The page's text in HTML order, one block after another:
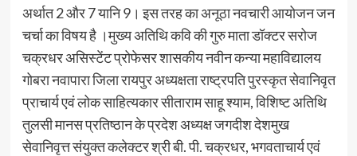
अर्थात 2 और 7 यानि 9। इस तरह का अनूठा नवचारी आयोजन जन
चर्चा का विषय है ।मुख्य अतिथि कवि की गुरु माता डॉक्टर सरोज
चक्रधर असिस्टेंट प्रोफेसर शासकीय नवीन कन्या महाविद्यालय
गोबरा नवापारा जिला रायपुर अध्यक्षता राष्ट्रपति पुरस्कृत सेवानिवृत
प्राचार्य एवं लोक साहित्यकार सीताराम साहू श्याम, विशिष्ट अतिथि
तुलसी मानस प्रतिष्ठान के प्रदेश अध्यक्ष जगदीश देशमुख
सेवानिवृत्त संयुक्त कलेक्टर श्री बी. पी. चक्रधर, भगवताचार्य एवं